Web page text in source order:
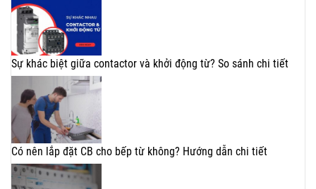
Sự khác biệt giữa contactor và khởi động từ? So sánh chi tiết
Có nên lắp đặt CB cho bếp từ không? Hướng dẫn chi tiết